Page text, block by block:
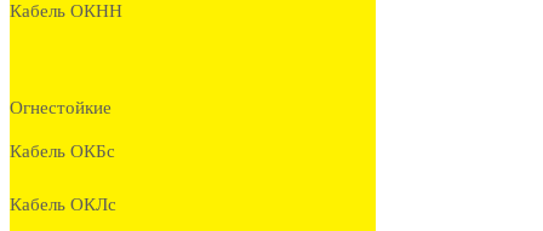
Кабель ОКНН
Огнестойкие
Кабель ОКБc
Кабель ОКЛc